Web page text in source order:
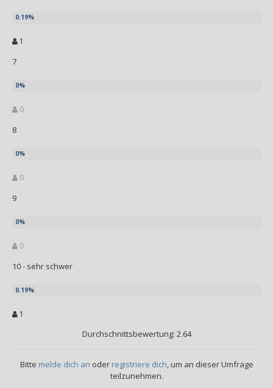
1
7
0
8
0
9
0
10 - sehr schwer
1
Durchschnittsbewertung: 2.64
Bitte melde dich an oder registriere dich, um an dieser Umfrage
teilzunehmen.